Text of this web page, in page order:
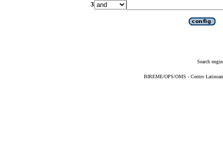
3
Search
BIREME/OPS/OMS - Centro